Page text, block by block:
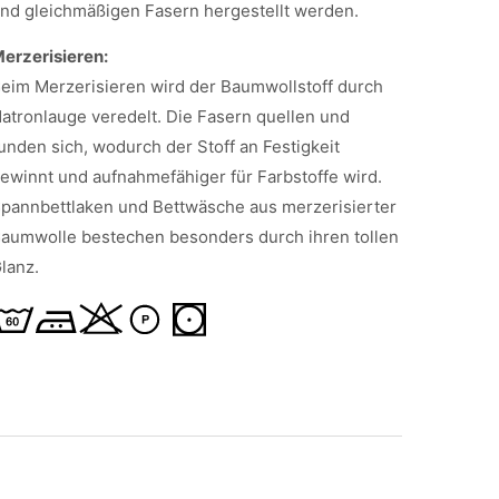
gleichmäßigen Fasern hergestellt werden.
Merzerisieren wird der Baumwollstoff durch
veredelt. Die Fasern quellen und
sich, wodurch der Stoff an Festigkeit
und aufnahmefähiger für Farbstoffe wird.
und Bettwäsche aus merzerisierter
bestechen besonders durch ihren tollen